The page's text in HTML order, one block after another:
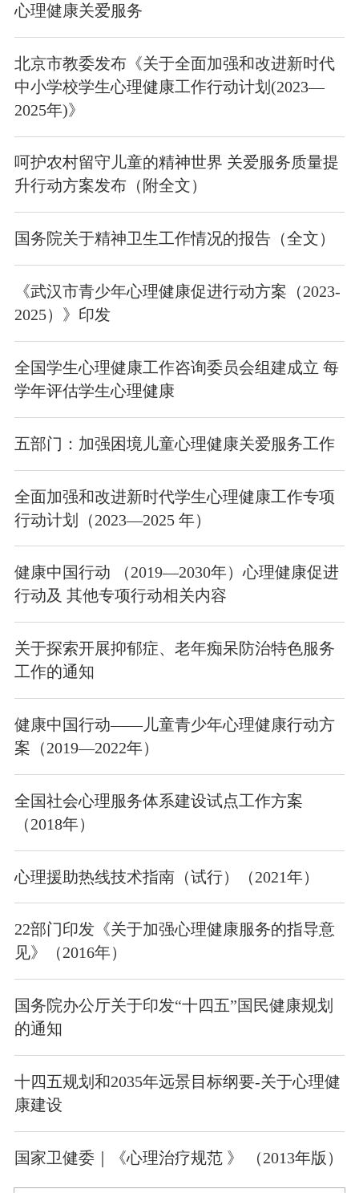
心理健康关爱服务
北京市教委发布《关于全面加强和改进新时代
中小学校学生心理健康工作行动计划(2023—
2025年)》
呵护农村留守儿童的精神世界 关爱服务质量提
升行动方案发布（附全文）
国务院关于精神卫生工作情况的报告（全文）
《武汉市青少年心理健康促进行动方案（2023-
2025）》印发
全国学生心理健康工作咨询委员会组建成立 每
学年评估学生心理健康
五部门：加强困境儿童心理健康关爱服务工作
全面加强和改进新时代学生心理健康工作专项
行动计划（2023—2025 年）
健康中国行动 （2019—2030年）心理健康促进
行动及 其他专项行动相关内容
关于探索开展抑郁症、老年痴呆防治特色服务
工作的通知
健康中国行动——儿童青少年心理健康行动方
案（2019—2022年）
全国社会心理服务体系建设试点工作方案
（2018年）
心理援助热线技术指南（试行）（2021年）
22部门印发《关于加强心理健康服务的指导意
见》（2016年）
国务院办公厅关于印发“十四五”国民健康规划
的通知
十四五规划和2035年远景目标纲要‐关于心理健
康建设
国家卫健委｜《心理治疗规范 》 （2013年版）